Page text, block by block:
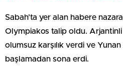
Sabah’ta yer alan habere
Olympiakos talip oldu. Arjantinli
olumsuz karşılık verdi ve
başlamadan sona erdi.